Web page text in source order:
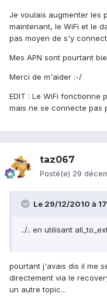
Je voulais augmenter les
maintenant, le WiFi et le
pas moyen de s'y
Mes APN sont pourtant
Merci de m'aider :-/
EDIT : Le WiFi
mais ne se connecte pas
taz067
Posté(e) 29
Le 29/12/2010 à
../.. en utilisant
pourtant j'avais dis il me
directement via le
un autre topic...